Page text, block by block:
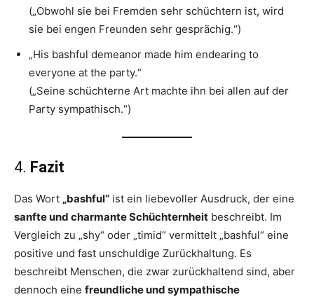
(„Obwohl sie bei Fremden sehr schüchtern ist, wird
sie bei engen Freunden sehr gesprächig.“)
„His bashful demeanor made him endearing to
everyone at the party.“
(„Seine schüchterne Art machte ihn bei allen auf der
Party sympathisch.“)
4. Fazit
Das Wort „bashful“ ist ein liebevoller Ausdruck, der eine
sanfte und charmante Schüchternheit beschreibt. Im
Vergleich zu „shy“ oder „timid“ vermittelt „bashful“ eine
positive und fast unschuldige Zurückhaltung. Es
beschreibt Menschen, die zwar zurückhaltend sind, aber
dennoch eine freundliche und sympathische